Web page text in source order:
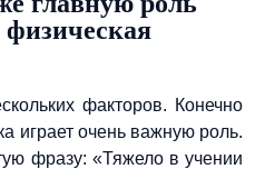
факторов. Конечно
играет очень важную роль.
фразу: «Тяжело в учении